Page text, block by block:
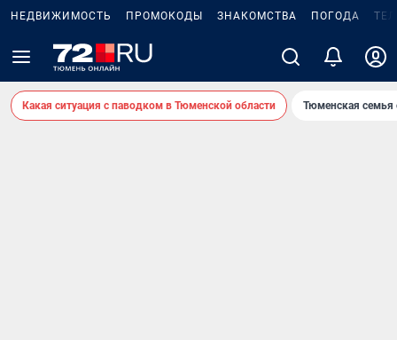
НЕДВИЖИМОСТЬ ПРОМОКОДЫ ЗНАКОМСТВА ПОГОДА
Какая ситуация с паводком в Тюменской области Тюменская семья